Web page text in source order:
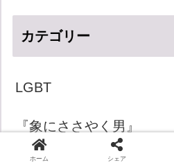
カテゴリー
LGBT
『象にささやく男』
ホーム シェア